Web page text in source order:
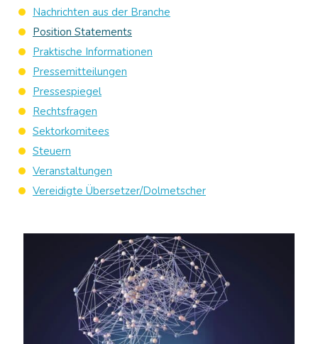
Nachrichten aus der Branche
Position Statements
Praktische Informationen
Pressemitteilungen
Pressespiegel
Rechtsfragen
Sektorkomitees
Steuern
Veranstaltungen
Vereidigte Übersetzer/Dolmetscher